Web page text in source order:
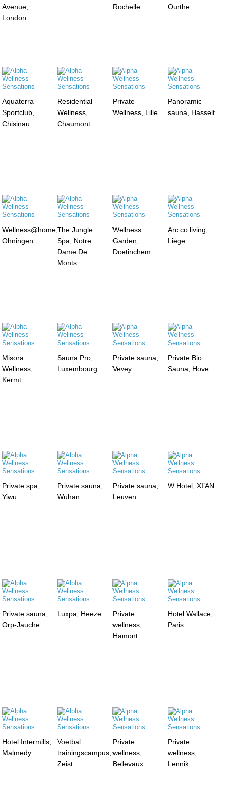
Avenue,
London
Rochelle
Ourthe
Aquaterra
Sportclub,
Chisinau
Residential
Wellness,
Chaumont
Private
Wellness, Lille
Panoramic
sauna, Hasselt
Wellness@home,
Ohningen
The Jungle
Spa, Notre
Dame De
Monts
Wellness
Garden,
Doetinchem
Arc co living,
Liege
Misora
Wellness,
Kermt
Sauna Pro,
Luxembourg
Private sauna,
Vevey
Private Bio
Sauna, Hove
Private spa,
Yiwu
Private sauna,
Wuhan
Private sauna,
Leuven
W Hotel, XI’AN
Private sauna,
Orp-Jauche
Luxpa, Heeze
Private
wellness,
Hamont
Hotel Wallace,
Paris
Hotel Intermills,
Malmedy
Voetbal
trainingscampus,
Zeist
Private
wellness,
Bellevaux
Private
wellness,
Lennik